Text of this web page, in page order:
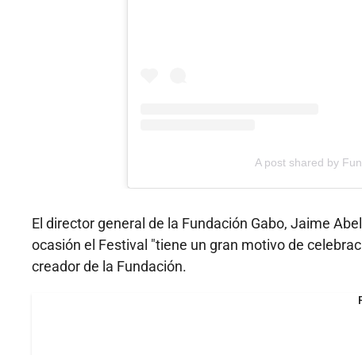
A post shared by
El director general de la Fundación Gabo, Jaime
ocasión el Festival "tiene un gran motivo de
creador de la Fundación.